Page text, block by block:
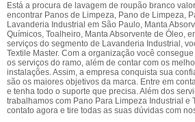
Está a procura de lavagem de roupão branco
encontrar Panos de Limpeza, Pano de Limpeza,
Lavanderia Industrial em São Paulo, Manta
Químicos, Toalheiro, Manta Absorvente de Óleo,
serviços do segmento de Lavanderia Industrial,
Textile Master. Com a organização você
os serviços do ramo, além de contar com os
instalações. Assim, a empresa conquista sua
são os maiores objetivos da marca. Entre em
e tenha todo o suporte que precisa. Além dos
trabalhamos com Pano Para Limpeza Industrial e
contato agora e tire todas as suas dúvidas com